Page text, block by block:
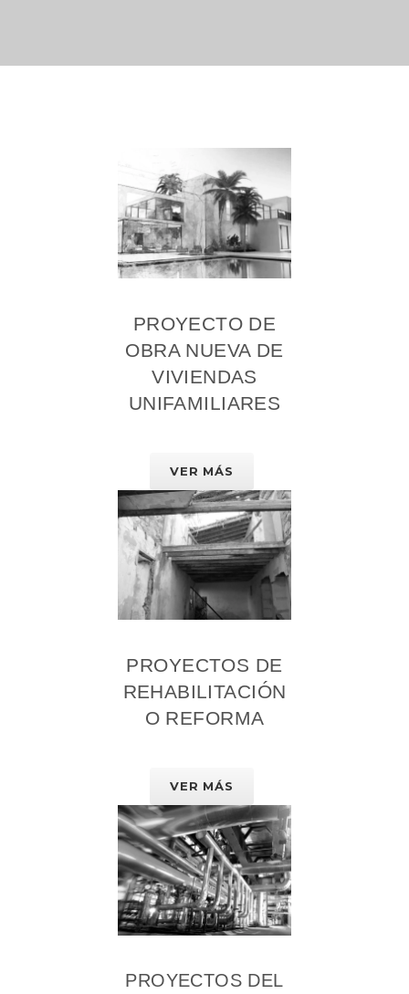
PROYECTO DE
OBRA NUEVA DE
VIVIENDAS
UNIFAMILIARES
VER MÁS
PROYECTOS DE
REHABILITACIÓN
O REFORMA
VER MÁS
PROYECTOS DEL